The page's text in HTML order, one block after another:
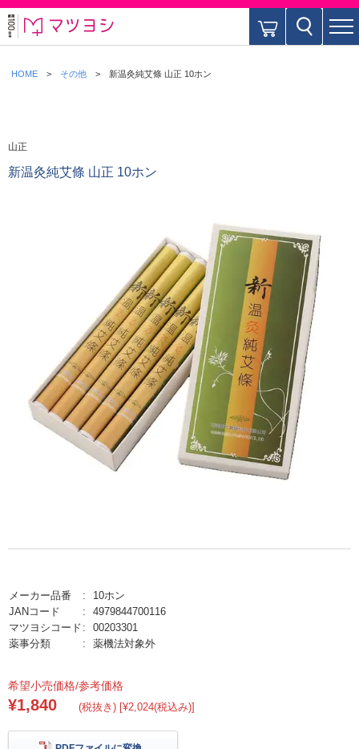
HOME その他 新温灸純艾條 山正 10ホン
山正
新温灸純艾條 山正 10ホン
メーカー品番
10ホン
JANコード
4979844700116
マツヨシコード
00203301
薬事分類
薬機法対象外
希望小売価格/参考価格
¥1,840 (税抜き) [¥2,024(税込み)]